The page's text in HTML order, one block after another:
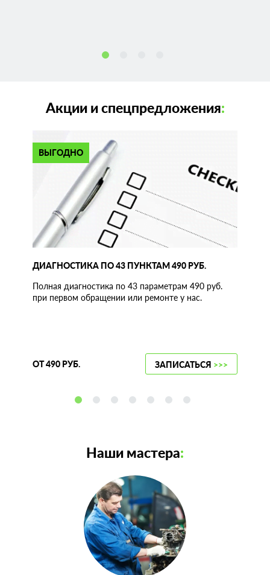
Акции и спецпредложения:
ВЫГОДНО
ДИАГНОСТИКА ПО 43 ПУНКТАМ 490 РУБ.
Полная диагностика по 43 параметрам 490 руб.
при первом обращении или ремонте у нас.
ОТ 490 РУБ. ЗАПИСАТЬСЯ >>>
Наши мастера: